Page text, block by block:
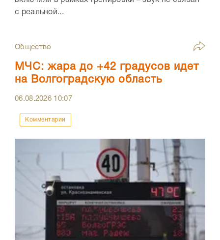
с реальной...
Общество
МЧС: жара до +42 градусов идет
на Волгоградскую область
06.08.2026 10:07
Комментарии